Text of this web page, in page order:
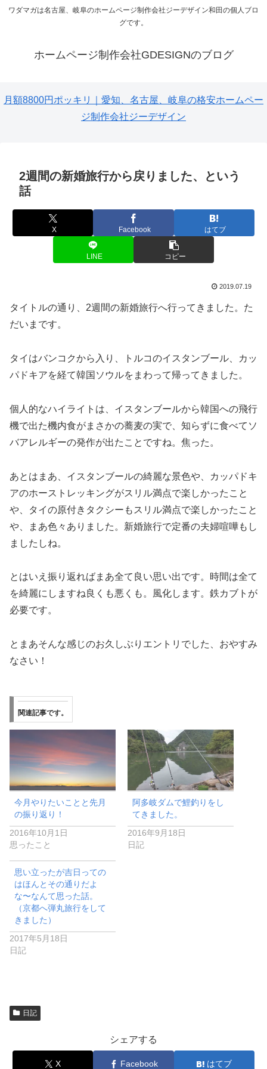
ワダマガは名古屋、岐阜のホームページ制作会社ジーデザイン和田の個人ブロ
グです。
ホームページ制作会社GDESIGNのブログ
月額8800円ポッキリ｜愛知、名古屋、岐阜の格安ホームペー
ジ制作会社ジーデザイン
2週間の新婚旅行から戻りました、という
話
X Facebook はてブ
LINE コピー
2019.07.19
タイトルの通り、2週間の新婚旅行へ行ってきました。た
だいまです。
タイはバンコクから入り、トルコのイスタンブール、カッ
パドキアを経て韓国ソウルをまわって帰ってきました。
個人的なハイライトは、イスタンブールから韓国への飛行
機で出た機内食がまさかの蕎麦の実で、知らずに食べてソ
バアレルギーの発作が出たことですね。焦った。
あとはまあ、イスタンブールの綺麗な景色や、カッパドキ
アのホーストレッキングがスリル満点で楽しかったこと
や、タイの原付きタクシーもスリル満点で楽しかったこと
や、まあ色々ありました。新婚旅行で定番の夫婦喧嘩もし
ましたしね。
とはいえ振り返ればまあ全て良い思い出です。時間は全て
を綺麗にしますね良くも悪くも。風化します。鉄カブトが
必要です。
とまあそんな感じのお久しぶりエントリでした、おやすみ
なさい！
関連記事です。
今月やりたいことと先月
の振り返り！
2016年10月1日
思ったこと
阿多岐ダムで鯉釣りをし
てきました。
2016年9月18日
日記
思い立ったが吉日っての
はほんとその通りだよ
な〜なんて思った話。
（京都へ弾丸旅行をして
きました）
2017年5月18日
日記
日記
シェアする
X Facebook はてブ